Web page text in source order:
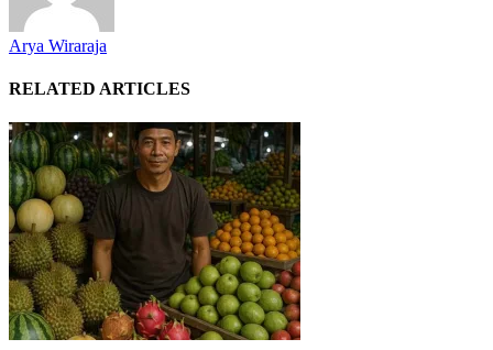
Arya Wiraraja
RELATED ARTICLES